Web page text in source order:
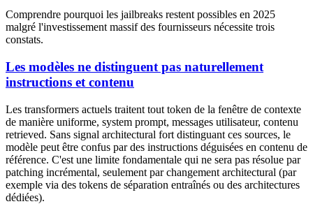
Comprendre pourquoi les jailbreaks restent possibles en 2025
malgré l'investissement massif des fournisseurs nécessite trois
constats.
Les modèles ne distinguent pas naturellement
instructions et contenu
Les transformers actuels traitent tout token de la fenêtre de contexte
de manière uniforme, system prompt, messages utilisateur, contenu
retrieved. Sans signal architectural fort distinguant ces sources, le
modèle peut être confus par des instructions déguisées en contenu de
référence. C'est une limite fondamentale qui ne sera pas résolue par
patching incrémental, seulement par changement architectural (par
exemple via des tokens de séparation entraînés ou des architectures
dédiées).